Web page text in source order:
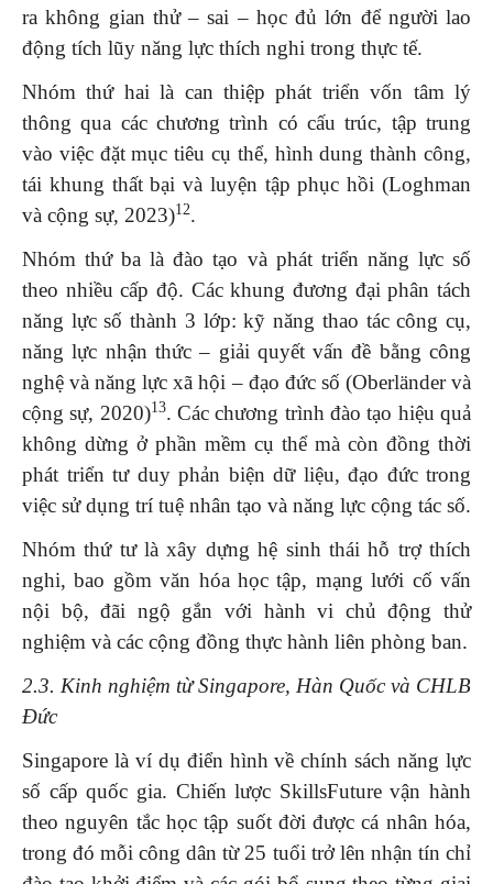
ra không gian thử – sai – học đủ lớn để người lao
động tích lũy năng lực thích nghi trong thực tế.
Nhóm thứ hai là can thiệp phát triển vốn tâm lý
thông qua các chương trình có cấu trúc, tập trung
vào việc đặt mục tiêu cụ thể, hình dung thành công,
tái khung thất bại và luyện tập phục hồi (Loghman
và cộng sự, 2023)12.
Nhóm thứ ba là đào tạo và phát triển năng lực số
theo nhiều cấp độ. Các khung đương đại phân tách
năng lực số thành 3 lớp: kỹ năng thao tác công cụ,
năng lực nhận thức – giải quyết vấn đề bằng công
nghệ và năng lực xã hội – đạo đức số (Oberländer và
cộng sự, 2020)13. Các chương trình đào tạo hiệu quả
không dừng ở phần mềm cụ thể mà còn đồng thời
phát triển tư duy phản biện dữ liệu, đạo đức trong
việc sử dụng trí tuệ nhân tạo và năng lực cộng tác số.
Nhóm thứ tư là xây dựng hệ sinh thái hỗ trợ thích
nghi, bao gồm văn hóa học tập, mạng lưới cố vấn
nội bộ, đãi ngộ gắn với hành vi chủ động thử
nghiệm và các cộng đồng thực hành liên phòng ban.
2.3. Kinh nghiệm từ Singapore, Hàn Quốc và CHLB
Đức
Singapore là ví dụ điển hình về chính sách năng lực
số cấp quốc gia. Chiến lược SkillsFuture vận hành
theo nguyên tắc học tập suốt đời được cá nhân hóa,
trong đó mỗi công dân từ 25 tuổi trở lên nhận tín chỉ